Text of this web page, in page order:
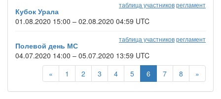
таблица участниковрегламент
Кубок Урала
01.08.2020 15:00 – 02.08.2020 04:59 UTC
таблица участниковрегламент
Полевой день МС
04.07.2020 14:00 – 05.07.2020 13:59 UTC
«
1 2 3 4 5 6 7 8 »